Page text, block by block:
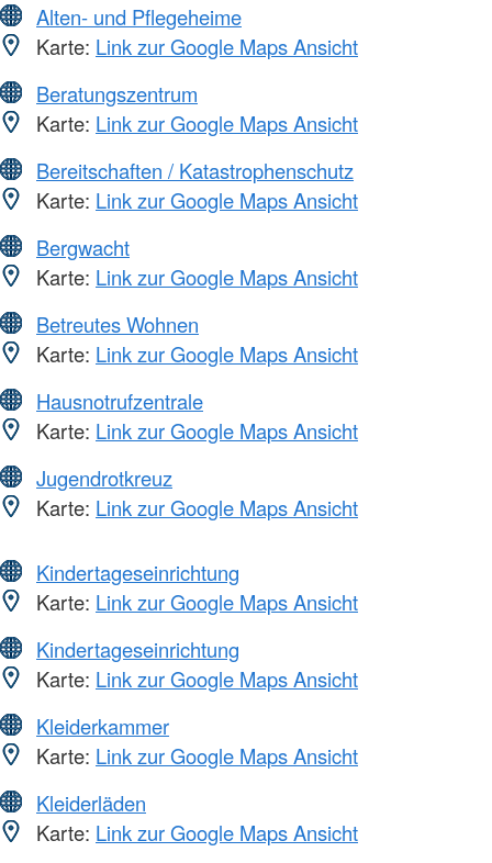
Alten- und Pflegeheime
Karte: Link zur Google Maps Ansicht
Beratungszentrum
Karte: Link zur Google Maps Ansicht
Bereitschaften / Katastrophenschutz
Karte: Link zur Google Maps Ansicht
Bergwacht
Karte: Link zur Google Maps Ansicht
Betreutes Wohnen
Karte: Link zur Google Maps Ansicht
Hausnotrufzentrale
Karte: Link zur Google Maps Ansicht
Jugendrotkreuz
Karte: Link zur Google Maps Ansicht
Kindertageseinrichtung
Karte: Link zur Google Maps Ansicht
Kindertageseinrichtung
Karte: Link zur Google Maps Ansicht
Kleiderkammer
Karte: Link zur Google Maps Ansicht
Kleiderläden
Karte: Link zur Google Maps Ansicht